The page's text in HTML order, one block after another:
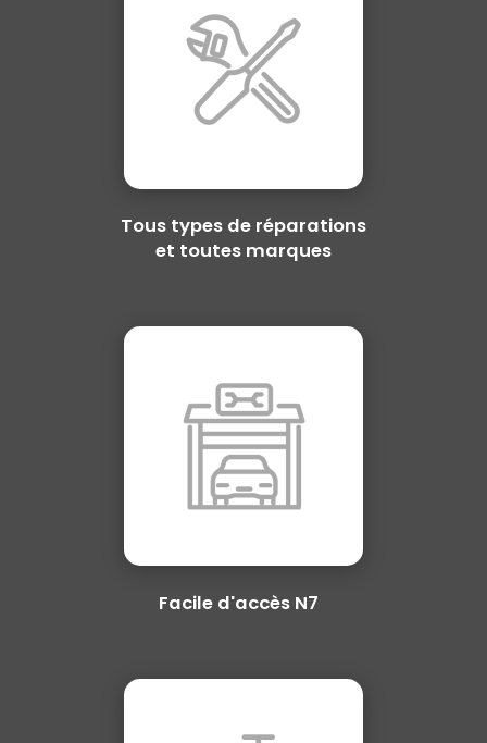
Tous types de réparations
et toutes marques
Facile d'accès N7